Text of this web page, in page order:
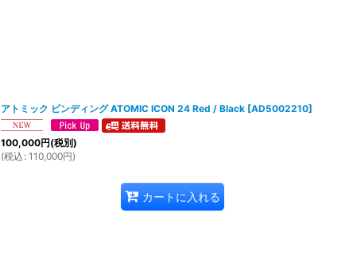
アトミック ビンディング ATOMIC ICON 24 Red / Black [AD5002210]
100,000円(税別)
(税込 : 110,000円)
カートに入れる